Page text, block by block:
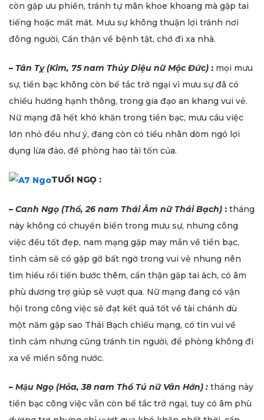
còn gặp ưu phiền, tránh tự mãn khoe khoang mà gặp tai
tiếng hoặc mất mát. Mưu sự không thuận lợi tránh nơi
đông người, Cẩn thận về bệnh tật, chớ đi xa nhà.
– Tân Tỵ (Kim, 75 nam Thủy Diệu nữ Mộc Đức) : mọi mưu
sự, tiền bạc không còn bế tắc trở ngại vì mưu sự đã có
chiều hướng hạnh thông, trong gia đạo an khang vui vẻ.
Nữ mạng đã hết khó khăn trong tiền bạc, mưu cầu việc
lớn nhỏ đều như ý, đang còn có tiểu nhân dòm ngó lợi
dụng lừa đảo, đề phòng hao tài tốn của.
TUỔI NGỌ :
– Canh Ngọ (Thổ, 26 nam Thái Âm nữ Thái Bạch) : tháng
này không có chuyển biến trong mưu sự, nhưng công
việc đều tốt đẹp, nam mạng gặp may mắn về tiền bạc,
tình cảm sẽ có gặp gỡ bất ngờ trong vui vẻ nhung nên
tìm hiểu rồi tiến bước thêm, cẩn thận gặp tai ách, có âm
phù dương trợ giúp sẽ vượt qua. Nữ mạng đang có vận
hội trong công việc sẽ đạt kết quả tốt về tài chánh dù
một năm gặp sao Thái Bạch chiếu mạng, có tin vui về
tình cảm nhưng cũng tránh tin người, đề phòng không đi
xa về miền sông nước.
– Mậu Ngọ (Hỏa, 38 nam Thổ Tú nữ Vân Hớn) : tháng này
tiền bạc công việc vẫn còn bế tắc trở ngại, tuy có âm phù